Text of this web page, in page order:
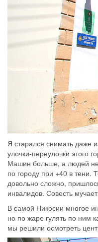
Я старался снимать даже
улочки-переулочки этого
Машин больше, а людей
по городу при +40 в тени.
довольно сложно,
инвалидов. Совесть
В самой Никосии многое
но по жаре гулять по ним
мы решили осмотреть